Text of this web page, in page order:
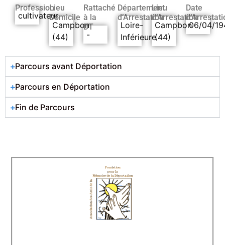
Profession
cultivateur
Lieu
Domicile
Campbon
(44)
Rattaché
à la
DT
-
Département
d’Arrestation
Loire-
Inférieure
Lieu
d’Arrestation
Campbon
(44)
Date
06/04/
Parcours avant Déportation
Parcours en Déportation
Fin de Parcours